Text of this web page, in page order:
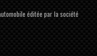
éditée par la société